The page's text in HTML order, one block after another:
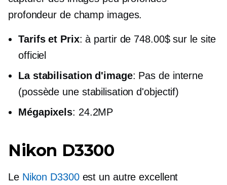
profondeur de champ images.
Tarifs et Prix: à partir de 748.00$ sur le site
officiel
La stabilisation d'image: Pas de interne
(possède une stabilisation d'objectif)
Mégapixels: 24.2MP
Nikon D3300
Le Nikon D3300est un autre excellent